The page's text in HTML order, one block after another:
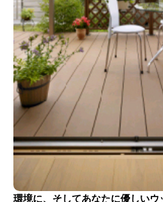
環境に、そしてあなたに優しいウ